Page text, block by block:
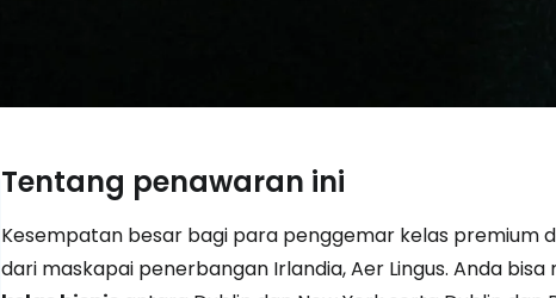
Tentang penawaran ini
Kesempatan besar bagi para penggemar kelas premium
dari maskapai penerbangan Irlandia, Aer Lingus. Anda